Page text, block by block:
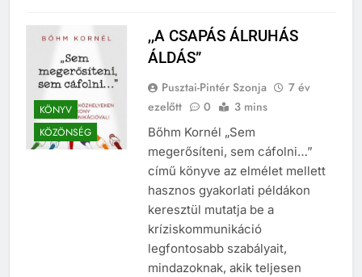
KÖNYV
KÖZÖNSÉG
,,A CSAPÁS ÁLRUHÁS
ÁLDÁS”
Pusztai-Pintér Szonja
7 év
ezelőtt
0 3 mins
Bőhm Kornél „Sem
megerősíteni, sem cáfolni…”
című könyve az elmélet mellett
hasznos gyakorlati példákon
keresztül mutatja be a
kríziskommunikáció
legfontosabb szabályait,
mindazoknak, akik teljesen